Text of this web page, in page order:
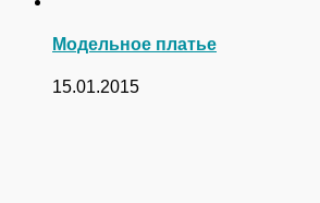
Модельное платье
15.01.2015